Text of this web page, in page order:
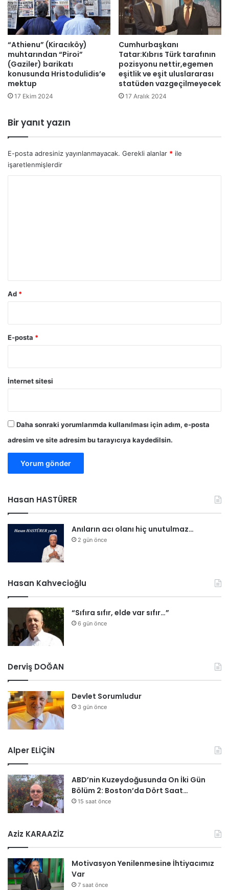
n
a
y
a
p
t
ı
ğ
n
d
u
y
t
a
n
u
z
u
v
l
a
ı
ı
k
a
i
a
l
ı
n
d
“Athienu” (Kiracıköy)
muhtarından “Piroi”
(Gaziler) barikatı
konusunda Hristodulidis’e
mektup
17 Ekim 2024
Cumhurbaşkanı
Tatar:Kıbrıs Türk tarafının
pozisyonu nettir,egemen
eşitlik ve eşit uluslararası
statüden vazgeçilmeyecek
17 Aralık 2024
Bir yanıt yazın
E-posta adresiniz yayınlanmayacak. Gerekli alanlar * ile
işaretlenmişlerdir
Ad *
E-posta *
İnternet sitesi
Daha sonraki yorumlarımda kullanılması için adım, e-posta
adresim ve site adresim bu tarayıcıya kaydedilsin.
Hasan HASTÜRER
Anıların acı olanı hiç unutulmaz…
2 gün önce
Hasan Kahvecioğlu
“Sıfıra sıfır, elde var sıfır…”
6 gün önce
Derviş DOĞAN
Devlet Sorumludur
3 gün önce
Alper ELİÇİN
ABD’nin Kuzeydoğusunda On İki Gün
Bölüm 2: Boston’da Dört Saat…
15 saat önce
Aziz KARAAZİZ
Motivasyon Yenilenmesine İhtiyacımız
Var
7 saat önce